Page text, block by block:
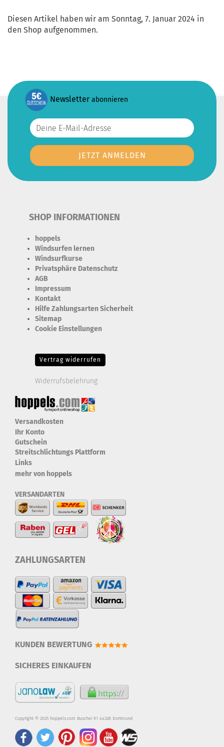
Diesen Artikel haben wir am Sonntag, 7. Januar 2024 in
den Shop aufgenommen.
Newsletter abonnieren
SHOP INFORMATIONEN
hoppels
Windsurfen lernen
Windsurfkurse
Privatsphäre Datenschutz
AGB
Impressum
Kontakt
Hilfe Zahlungsarten Sicherheit
Sitemap
Cookie Einstellungen
Vertrag widerrufen
Widerrufsbelehrung
Versandkosten
Ihr Konto
Gutschein
Streitschlichtungs Plattform
Links
mehr von hoppels
VERSANDARTEN
ZAHLUNGSARTEN
KUNDEN BEWERTUNG
SICHERES EINKAUFEN
Copyright © 2025 hoppels.com Buschei 91 44328 Dortmund